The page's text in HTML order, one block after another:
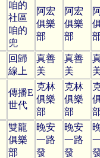
咱的
社區
咱的
兜
阿宏
俱樂
部
阿宏
俱樂
部
回歸
線上
真善
美
真善
美
傳播E
世代
克林
俱樂
部
克林
俱樂
部
雙龍
俱樂
部
晚安
一路
發
晚安
一路
發